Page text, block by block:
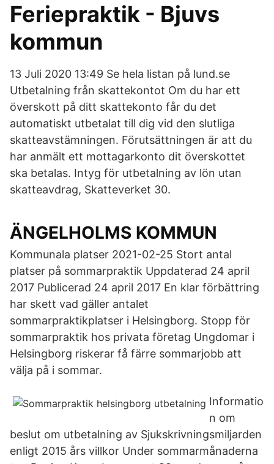
Feriepraktik - Bjuvs
kommun
13 Juli 2020 13:49 Se hela listan på lund.se
Utbetalning från skattekontot Om du har ett
överskott på ditt skattekonto får du det
automatiskt utbetalat till dig vid den slutliga
skatteavstämningen. Förutsättningen är att du
har anmält ett mottagarkonto dit överskottet
ska betalas. Intyg för utbetalning av lön utan
skatteavdrag, Skatteverket 30.
ÄNGELHOLMS KOMMUN
Kommunala platser 2021-02-25 Stort antal
platser på sommarpraktik Uppdaterad 24 april
2017 Publicerad 24 april 2017 En klar förbättring
har skett vad gäller antalet
sommarpraktikplatser i Helsingborg. Stopp för
sommarpraktik hos privata företag Ungdomar i
Helsingborg riskerar få färre sommarjobb att
välja på i sommar.
Informatio
n om
beslut om utbetalning av Sjukskrivningsmiljarden
enligt 2015 års villkor Under sommarmånaderna